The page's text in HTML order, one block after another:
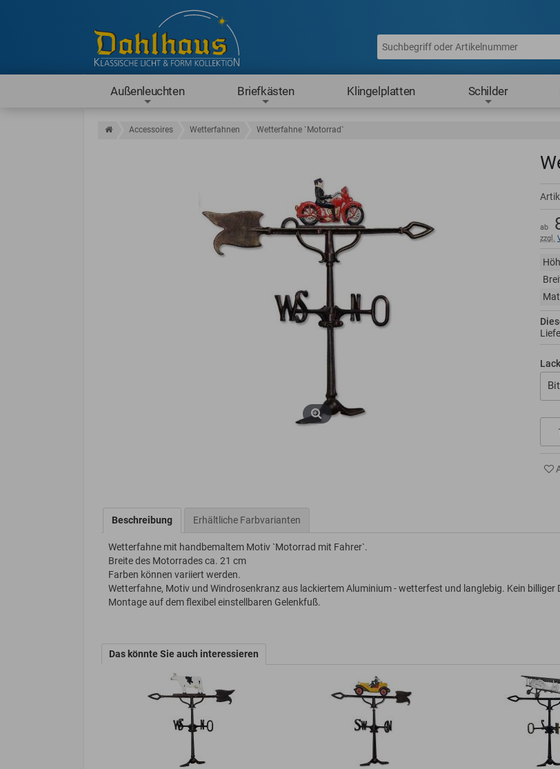
Außenleuchten Briefkästen Klingelplatten Schilder
Accessoires Wetterfahnen Wetterfahne `Motorrad`
ab
zzgl.
Beschreibung Erhältliche Farbvarianten
Wetterfahne mit handbemaltem Motiv `Motorrad mit Fahrer`.
Breite des Motorrades ca. 21 cm
Farben können variiert werden.
Wetterfahne, Motiv und Windrosenkranz aus lackiertem Aluminium - wetterfest und langlebig. Kein billiger
Montage auf dem flexibel einstellbaren Gelenkfuß.
Das könnte Sie auch interessieren